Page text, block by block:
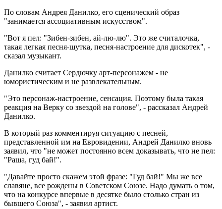
По словам Андрея Данилко, его сценический образ
"занимается ассоциативным искусством".
"Вот я пел: "Зибен-зибен, ай-лю-лю". Это же считалочка,
такая легкая песня-шутка, песня-настроение для дискотек", -
сказал музыкант.
Данилко считает Сердючку арт-персонажем - не
юмористическим и не развлекательным.
"Это персонаж-настроение, сенсация. Поэтому была такая
реакция на Верку со звездой на голове", - рассказал Андрей
Данилко.
В который раз комментируя ситуацию с песней,
представленной им на Евровидении, Андрей Данилко вновь
заявил, что "не может постоянно всем доказывать, что не пел:
"Раша, гуд бай!".
"Давайте просто скажем этой фразе: "Гуд бай!" Мы же все
славяне, все рождены в Советском Союзе. Надо думать о том,
что на конкурсе впервые в десятке было столько стран из
бывшего Союза", - заявил артист.